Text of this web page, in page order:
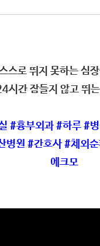
스로 뛰지 못하는 심
시간 잠들지 않고 뛰
#흉부외과 #하루 #
병원 #간호사 #체외
에크모